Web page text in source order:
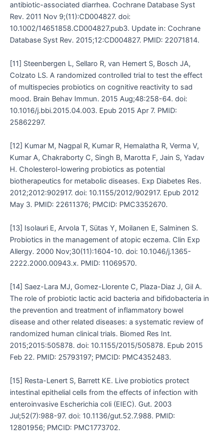
antibiotic-associated diarrhea. Cochrane Database Syst
Rev. 2011 Nov 9;(11):CD004827. doi:
10.1002/14651858.CD004827.pub3. Update in: Cochrane
Database Syst Rev. 2015;12:CD004827. PMID: 22071814.
[11] Steenbergen L, Sellaro R, van Hemert S, Bosch JA,
Colzato LS. A randomized controlled trial to test the effect
of multispecies probiotics on cognitive reactivity to sad
mood. Brain Behav Immun. 2015 Aug;48:258-64. doi:
10.1016/j.bbi.2015.04.003. Epub 2015 Apr 7. PMID:
25862297.
[12] Kumar M, Nagpal R, Kumar R, Hemalatha R, Verma V,
Kumar A, Chakraborty C, Singh B, Marotta F, Jain S, Yadav
H. Cholesterol-lowering probiotics as potential
biotherapeutics for metabolic diseases. Exp Diabetes Res.
2012;2012:902917. doi: 10.1155/2012/902917. Epub 2012
May 3. PMID: 22611376; PMCID: PMC3352670.
[13] Isolauri E, Arvola T, Sütas Y, Moilanen E, Salminen S.
Probiotics in the management of atopic eczema. Clin Exp
Allergy. 2000 Nov;30(11):1604-10. doi: 10.1046/j.1365-
2222.2000.00943.x. PMID: 11069570.
[14] Saez-Lara MJ, Gomez-Llorente C, Plaza-Diaz J, Gil A.
The role of probiotic lactic acid bacteria and bifidobacteria in
the prevention and treatment of inflammatory bowel
disease and other related diseases: a systematic review of
randomized human clinical trials. Biomed Res Int.
2015;2015:505878. doi: 10.1155/2015/505878. Epub 2015
Feb 22. PMID: 25793197; PMCID: PMC4352483.
[15] Resta-Lenert S, Barrett KE. Live probiotics protect
intestinal epithelial cells from the effects of infection with
enteroinvasive Escherichia coli (EIEC). Gut. 2003
Jul;52(7):988-97. doi: 10.1136/gut.52.7.988. PMID:
12801956; PMCID: PMC1773702.